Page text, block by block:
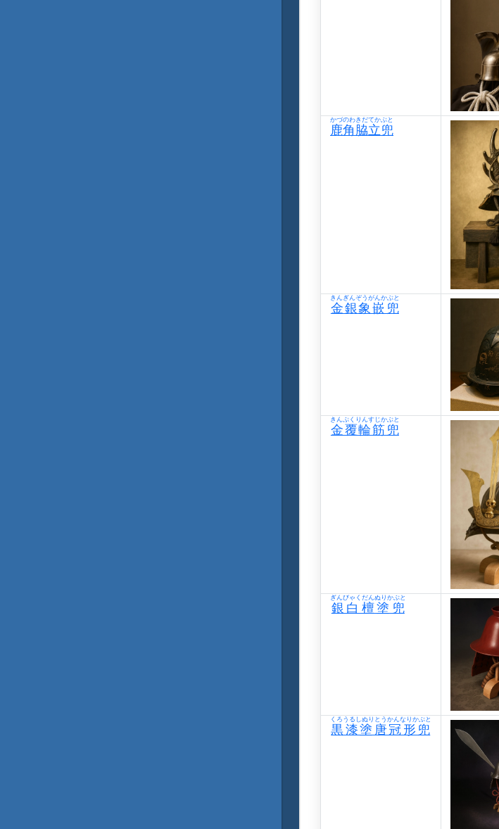
鹿角脇立兜
かづのわきだてかぶと
金銀象嵌兜
きんぎんぞうがんかぶと
金覆輪筋兜
きんぷくりんすじかぶと
銀白檀塗兜
ぎんびゃくだんぬりかぶと
黒漆塗唐冠形兜
くろうるしぬりとうかんなりかぶと